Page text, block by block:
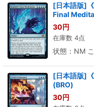
[日本語版]
Final
30円
在庫数 4点
状態：NM
[日本語版]
(BRO)
30円